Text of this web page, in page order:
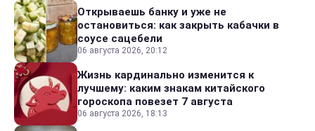
Открываешь банку и уже не
остановиться: как закрыть кабачки в
соусе сацебели
06 августа 2026, 20:12
Жизнь кардинально изменится к
лучшему: каким знакам китайского
гороскопа повезет 7 августа
06 августа 2026, 18:13